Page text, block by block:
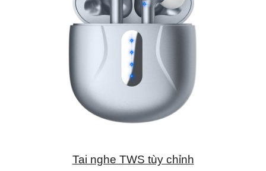
Tai nghe TWS tùy chỉnh